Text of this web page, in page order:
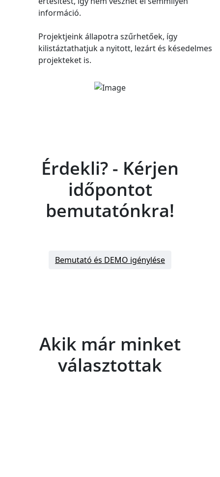
információ.
Projektjeink állapotra szűrhetőek, így
kilistáztathatjuk a nyitott, lezárt és késedelmes
projekteket is.
Érdekli? - Kérjen
időpontot
bemutatónkra!
Bemutató és DEMO igénylése
Akik már minket
választottak